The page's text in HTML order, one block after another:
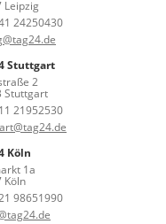
Leipzig
24250430
Stuttgart
2
Stuttgart
21952530
Köln
1a
Köln
98651990